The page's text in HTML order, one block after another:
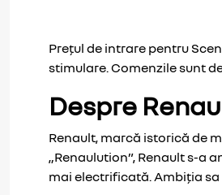
Prețul de intrare pentru
stimulare. Comenzile sunt
Despre
Renault, marcă istorică de
„Renaulution”, Renault s-
mai electrificată. Ambiția